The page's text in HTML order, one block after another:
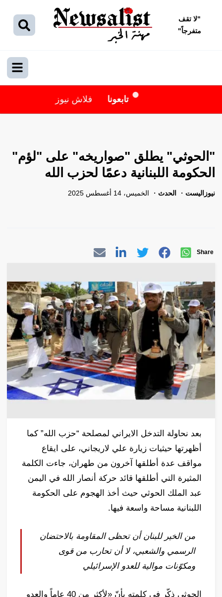
"لا تقف
متفرجاً"
تابعونا فلاش نيوز
"الحوثي" يطلق "صواريخه" على "لؤم"
الحكومة اللبنانية دعمًا لحزب الله
نيوزاليست الحدث الخميس، 14 أغسطس 2025
Share
بعد نحاولة التدخل الايراني لمصلحة “حزب الله” كما
أظهرتها حيثيات زيارة علي لاريجاني، على ايقاع
مواقف عدة أطلقها آخرون من طهران، جاءت الكلمة
المثيرة التي أطلقها قائد حركة أنصار الله في اليمن
عبد الملك الحوثي حيث أخذ الهجوم على الحكومة
اللبنانية مساحة واسعة فيها.
من الخير للبنان أن تحظى المقاومة بالاحتضان
الرسمي والشعبي، لا أن تحارب من قوى
ومكوّنات موالية للعدو الإسرائيلي
الحوثي ذكّر في كلمته بأنّ «لأكثر من 40 عاماً والعدو